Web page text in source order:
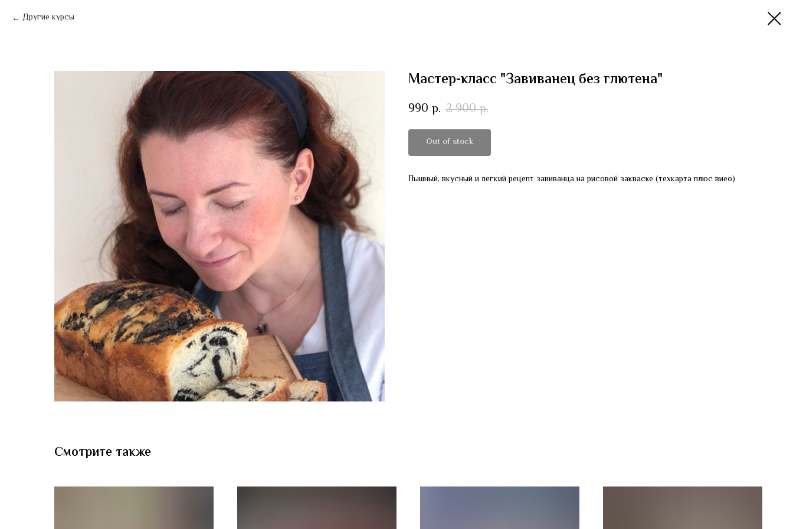
Другие курсы
Мастер-класс "Завиванец без глютена"
990 р. 2 900р.
Out of stock
Пышный, вкусный и легкий рецепт завиванца на рисовой закваске (техкарта плюс виео)
Смотрите также